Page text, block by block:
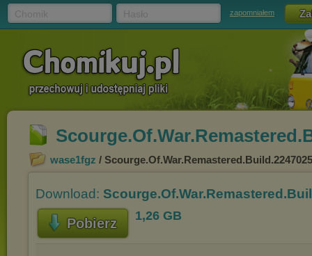
zapomniałem
wase1fgz /
Download:
Pobierz 1,26 GB